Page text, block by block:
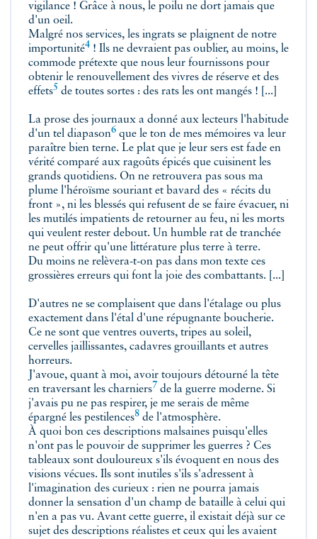
vigilance ! Grâce à nous, le poilu ne dort jamais que
d'un oeil.
Malgré nos services, les ingrats se plaignent de notre
importunité4 ! Ils ne devraient pas oublier, au moins, le
commode prétexte que nous leur fournissons pour
obtenir le renouvellement des vivres de réserve et des
effets5 de toutes sortes : des rats les ont mangés ! [...]
La prose des journaux a donné aux lecteurs l'habitude
d'un tel diapason6 que le ton de mes mémoires va leur
paraître bien terne. Le plat que je leur sers est fade en
vérité comparé aux ragoûts épicés que cuisinent les
grands quotidiens. On ne retrouvera pas sous ma
plume l'héroïsme souriant et bavard des « récits du
front », ni les blessés qui refusent de se faire évacuer, ni
les mutilés impatients de retourner au feu, ni les morts
qui veulent rester debout. Un humble rat de tranchée
ne peut offrir qu'une littérature plus terre à terre.
Du moins ne relèvera-t-on pas dans mon texte ces
grossières erreurs qui font la joie des combattants. [...]
D'autres ne se complaisent que dans l'étalage ou plus
exactement dans l'étal d'une répugnante boucherie.
Ce ne sont que ventres ouverts, tripes au soleil,
cervelles jaillissantes, cadavres grouillants et autres
horreurs.
J'avoue, quant à moi, avoir toujours détourné la tête
en traversant les charniers7 de la guerre moderne. Si
j'avais pu ne pas respirer, je me serais de même
épargné les pestilences8 de l'atmosphère.
À quoi bon ces descriptions malsaines puisqu'elles
n'ont pas le pouvoir de supprimer les guerres ? Ces
tableaux sont douloureux s'ils évoquent en nous des
visions vécues. Ils sont inutiles s'ils s'adressent à
l'imagination des curieux : rien ne pourra jamais
donner la sensation d'un champ de bataille à celui qui
n'en a pas vu. Avant cette guerre, il existait déjà sur ce
sujet des descriptions réalistes et ceux qui les avaient